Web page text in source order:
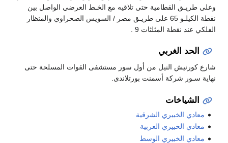
وعلى طريـق القطامية حتى تلاقيه مع الخـط العرضي الواصل بين
نقطة الكيلـو 65 على طريـق مصر / السويس الصحراوي والمنظار
الفلكي عند نقطة المثلثات 9 .
الحد الغربي
شارع كورنيش النيل من أول سور مستشفى القوات المسلحة حتى
نهاية سـور شركة أسمنت بورتلاندى.
الشياخات
معادي الخبيري الشرقية
معادي الخبيري الغربية
معادي الخبيري الوسط